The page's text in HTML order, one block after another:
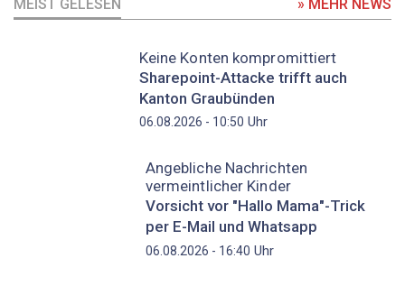
MEIST GELESEN » MEHR NEWS
Keine Konten kompromittiert
Sharepoint-Attacke trifft auch
Kanton Graubünden
06.08.2026 - 10:50 Uhr
Angebliche Nachrichten
vermeintlicher Kinder
Vorsicht vor "Hallo Mama"-Trick
per E-Mail und Whatsapp
06.08.2026 - 16:40 Uhr